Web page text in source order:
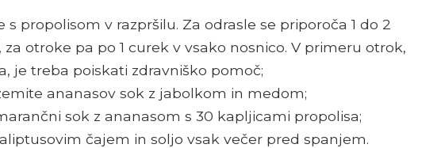
s propolisom v razpršilu. Za odrasle se priporoča 1 do 2
otroke pa po 1 curek v vsako nosnico. V primeru otrok,
je treba poiskati zdravniško pomoč;
ananasov sok z jabolkom in medom;
sok z ananasom s 30 kapljicami propolisa;
čajem in soljo vsak večer pred spanjem.